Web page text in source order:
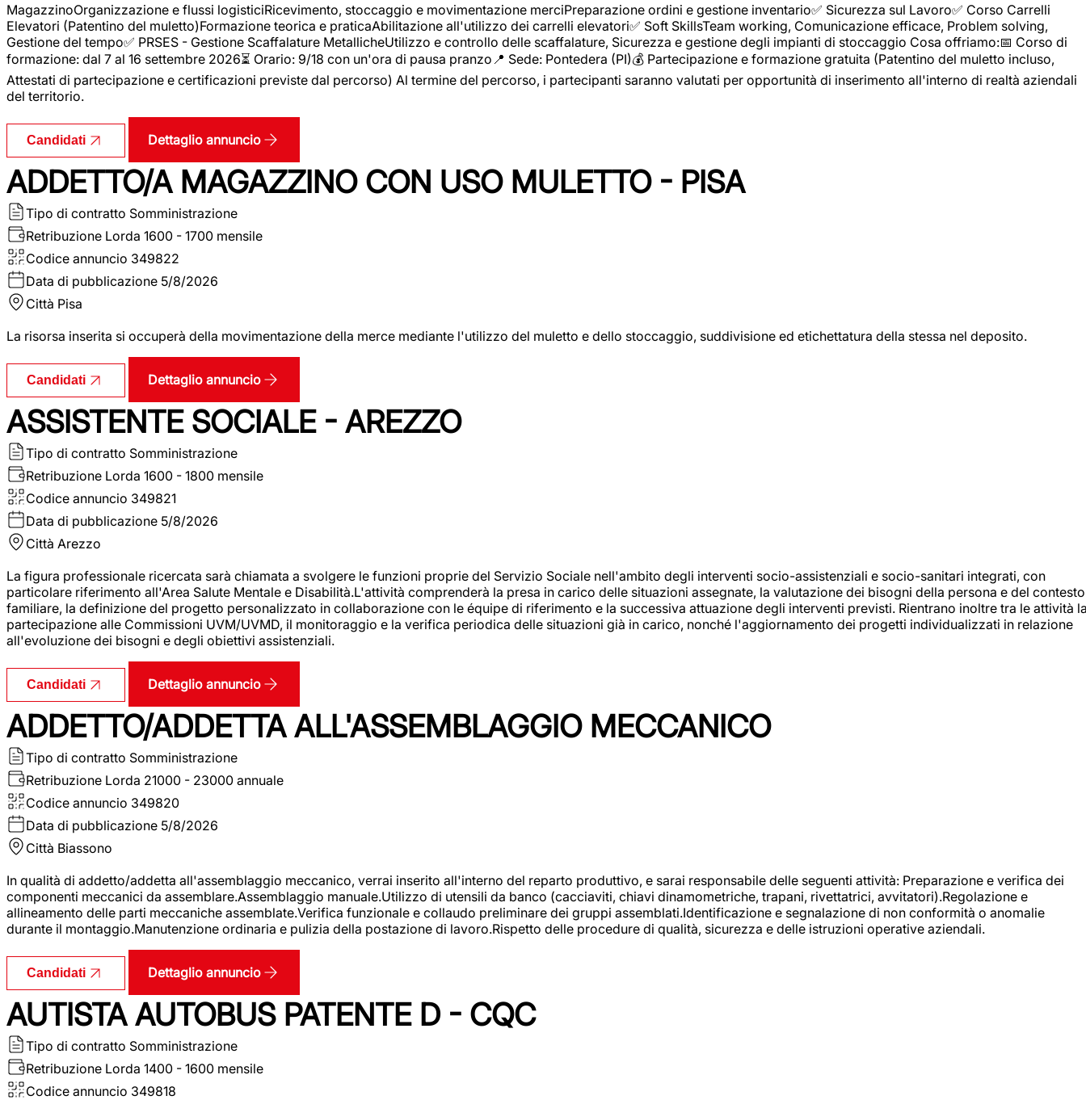
MagazzinoOrganizzazione e flussi logisticiRicevimento, stoccaggio e movimentazione merciPreparazione ordini e gestione inventario✅ Sicurezza sul Lavoro✅ Corso Carrelli
Elevatori (Patentino del muletto)Formazione teorica e praticaAbilitazione all'utilizzo dei carrelli elevatori✅ Soft SkillsTeam working, Comunicazione efficace, Problem solving,
Gestione del tempo✅ PRSES - Gestione Scaffalature MetallicheUtilizzo e controllo delle scaffalature, Sicurezza e gestione degli impianti di stoccaggio Cosa offriamo:📅 Corso di
formazione: dal 7 al 16 settembre 2026⏳ Orario: 9/18 con un'ora di pausa pranzo📍 Sede: Pontedera (PI)💰 Partecipazione e formazione gratuita (Patentino del muletto incluso,
Attestati di partecipazione e certificazioni previste dal percorso) Al termine del percorso, i partecipanti saranno valutati per opportunità di inserimento all'interno di realtà aziendali
del territorio.
Candidati Dettaglio annuncio
ADDETTO/A MAGAZZINO CON USO MULETTO - PISA
Tipo di contratto Somministrazione
Retribuzione Lorda 1600 - 1700 mensile
Codice annuncio 349822
Data di pubblicazione 5/8/2026
Città Pisa
La risorsa inserita si occuperà della movimentazione della merce mediante l'utilizzo del muletto e dello stoccaggio, suddivisione ed etichettatura della stessa nel deposito.
Candidati Dettaglio annuncio
ASSISTENTE SOCIALE - AREZZO
Tipo di contratto Somministrazione
Retribuzione Lorda 1600 - 1800 mensile
Codice annuncio 349821
Data di pubblicazione 5/8/2026
Città Arezzo
La figura professionale ricercata sarà chiamata a svolgere le funzioni proprie del Servizio Sociale nell'ambito degli interventi socio-assistenziali e socio-sanitari integrati, con
particolare riferimento all'Area Salute Mentale e Disabilità.L'attività comprenderà la presa in carico delle situazioni assegnate, la valutazione dei bisogni della persona e del contesto
familiare, la definizione del progetto personalizzato in collaborazione con le équipe di riferimento e la successiva attuazione degli interventi previsti. Rientrano inoltre tra le attività
partecipazione alle Commissioni UVM/UVMD, il monitoraggio e la verifica periodica delle situazioni già in carico, nonché l'aggiornamento dei progetti individualizzati in relazione
all'evoluzione dei bisogni e degli obiettivi assistenziali.
Candidati Dettaglio annuncio
ADDETTO/ADDETTA ALL'ASSEMBLAGGIO MECCANICO
Tipo di contratto Somministrazione
Retribuzione Lorda 21000 - 23000 annuale
Codice annuncio 349820
Data di pubblicazione 5/8/2026
Città Biassono
In qualità di addetto/addetta all'assemblaggio meccanico, verrai inserito all'interno del reparto produttivo, e sarai responsabile delle seguenti attività: Preparazione e verifica dei
componenti meccanici da assemblare.Assemblaggio manuale.Utilizzo di utensili da banco (cacciaviti, chiavi dinamometriche, trapani, rivettatrici, avvitatori).Regolazione e
allineamento delle parti meccaniche assemblate.Verifica funzionale e collaudo preliminare dei gruppi assemblati.Identificazione e segnalazione di non conformità o anomalie
durante il montaggio.Manutenzione ordinaria e pulizia della postazione di lavoro.Rispetto delle procedure di qualità, sicurezza e delle istruzioni operative aziendali.
Candidati Dettaglio annuncio
AUTISTA AUTOBUS PATENTE D - CQC
Tipo di contratto Somministrazione
Retribuzione Lorda 1400 - 1600 mensile
Codice annuncio 349818